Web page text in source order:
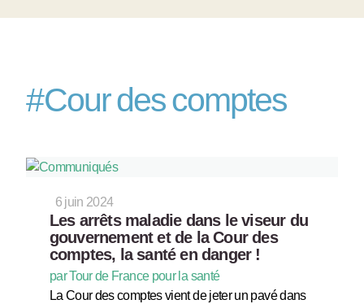
#Cour des comptes
6 juin 2024
Les arrêts maladie dans le viseur du
gouvernement et de la Cour des
comptes, la santé en danger !
par Tour de France pour la santé
La Cour des comptes vient de jeter un pavé dans